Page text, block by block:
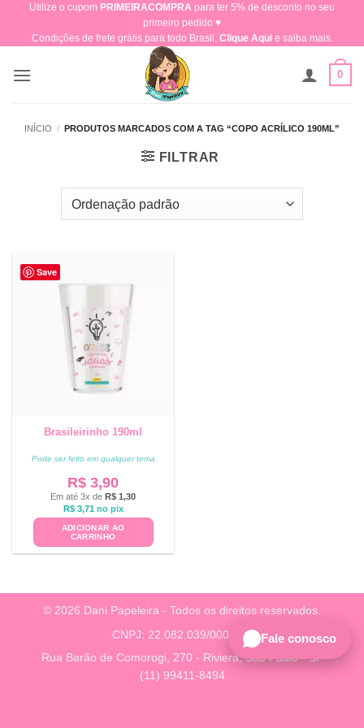
content
Utilize o cupom PRIMEIRACOMPRA para ter 5% de desconto no seu
primeiro pedido ♥​
Condições de frete grátis para todo Brasil, Clique Aquie saiba mais.
0
INÍCIO / PRODUTOS MARCADOS COM A TAG “COPO ACRÍLICO 190ML”
FILTRAR
Save
Brasileirinho 190ml
Pode ser feito em qualquer tema
R$ 3,90
Em até 3x de R$ 1,30
R$3,71 no pix
ADICIONAR AO
CARRINHO
© 2026 Dani Papeleira - Todos os direitos reservados.
CNPJ: 22.082.039/0001-38
Rua Barão de Comorogi, 270 - Riviera, São Paulo - SP
(11) 99411-8494
Fale conosco